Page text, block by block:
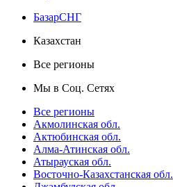
БазарСНГ
Казахстан
Все регионы
Мы в Соц. Сетях
Все регионы
Акмолинская обл.
Актюбинская обл.
Алма-Атинская обл.
Атырауская обл.
Восточно-Казахстанская обл.